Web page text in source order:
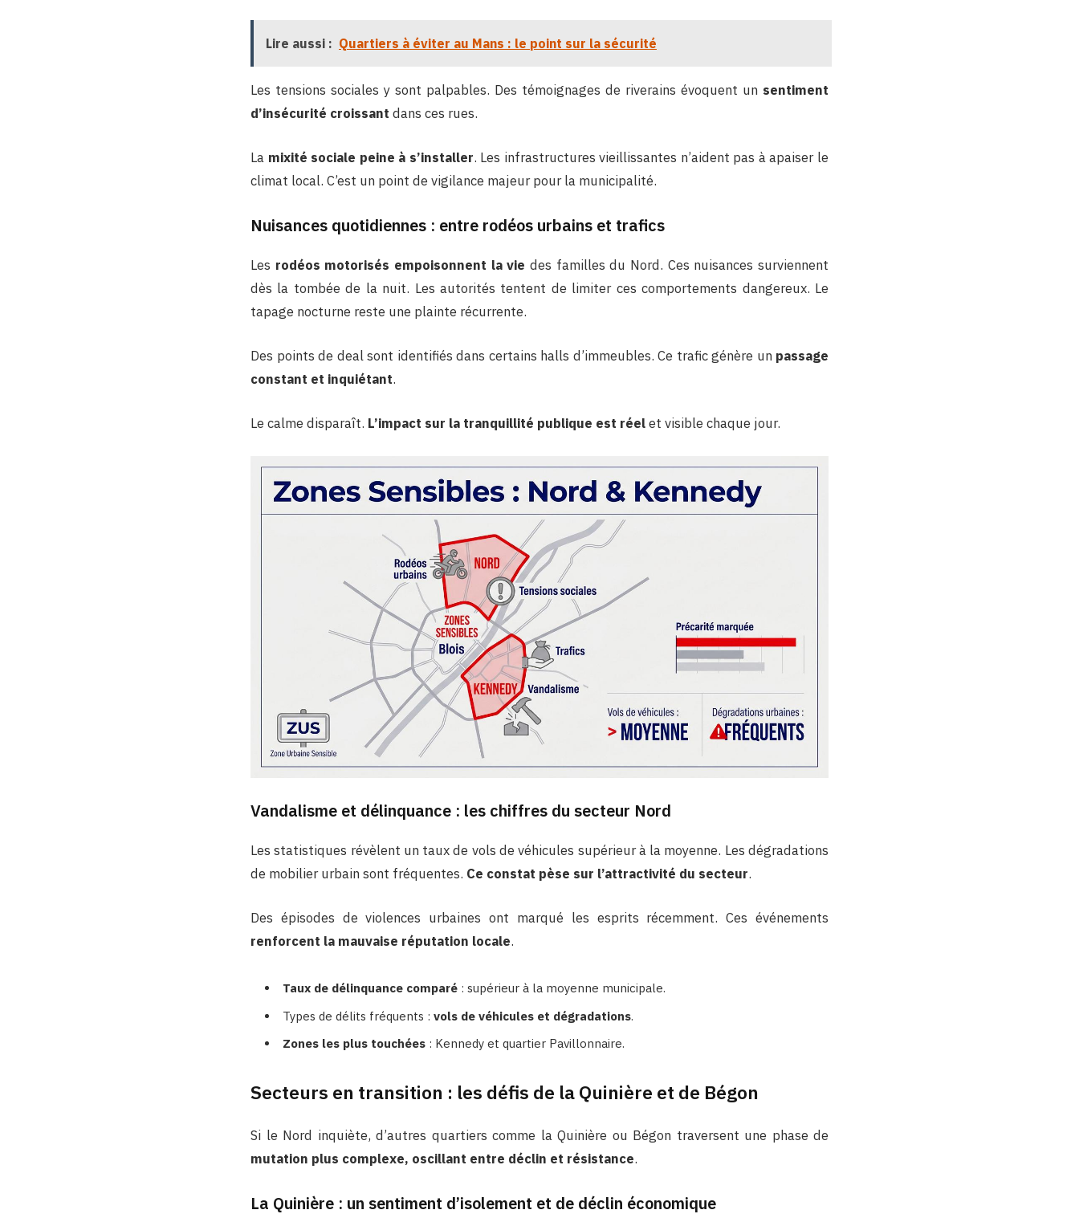
Lire aussi : Quartiers à éviter au Mans : le point sur la sécurité
Les tensions sociales y sont palpables. Des témoignages de riverains évoquent un sentiment
d’insécurité croissant dans ces rues.
La mixité sociale peine à s’installer. Les infrastructures vieillissantes n’aident pas à apaiser le
climat local. C’est un point de vigilance majeur pour la municipalité.
Nuisances quotidiennes : entre rodéos urbains et trafics
Les rodéos motorisés empoisonnent la vie des familles du Nord. Ces nuisances surviennent
dès la tombée de la nuit. Les autorités tentent de limiter ces comportements dangereux. Le
tapage nocturne reste une plainte récurrente.
Des points de deal sont identifiés dans certains halls d’immeubles. Ce trafic génère un passage
constant et inquiétant.
Le calme disparaît. L’impact sur la tranquillité publique est réelet visible chaque jour.
Vandalisme et délinquance : les chiffres du secteur Nord
Les statistiques révèlent un taux de vols de véhicules supérieur à la moyenne. Les dégradations
de mobilier urbain sont fréquentes. Ce constat pèse sur l’attractivité du secteur.
Des épisodes de violences urbaines ont marqué les esprits récemment. Ces événements
renforcent la mauvaise réputation locale.
Taux de délinquance comparé : supérieur à la moyenne municipale.
Types de délits fréquents : vols de véhicules et dégradations.
Zones les plus touchées : Kennedy et quartier Pavillonnaire.
Secteurs en transition : les défis de la Quinière et de Bégon
Si le Nord inquiète, d’autres quartiers comme la Quinière ou Bégon traversent une phase de
mutation plus complexe, oscillant entre déclin et résistance.
La Quinière : un sentiment d’isolement et de déclin économique